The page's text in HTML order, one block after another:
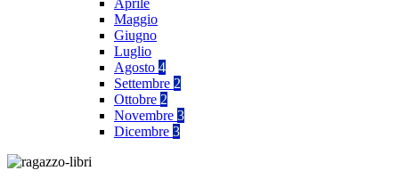
Aprile
Maggio
Giugno
Luglio
Agosto 4
Settembre 2
Ottobre 2
Novembre 3
Dicembre 3